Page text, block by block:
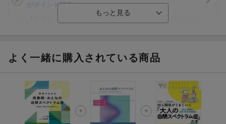
がポイント20倍
ト山分け
楽天モバイル紹介キャンペーンの拡散で300円OFFクーポン
進呈
条件達成で楽天限定・宝塚歌劇 宙組貸切公演ペアチケット
よく一緒に購入されている商品